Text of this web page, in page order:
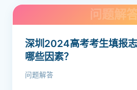
深圳2024高考考生填报
哪些因素？
问题解答